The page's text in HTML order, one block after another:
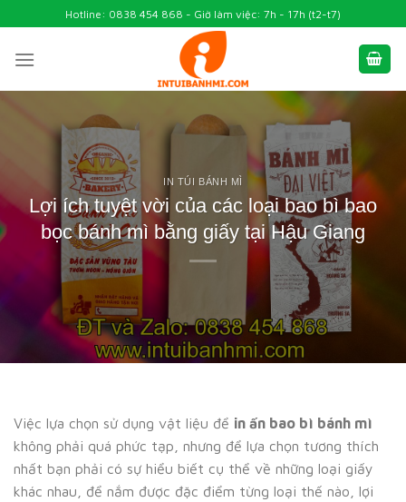
to
content
Hotline: 0838 454 868 - Giờ làm việc: 7h - 17h (t2-t7)
IN TÚI BÁNH MÌ
Lợi ích tuyệt vời của các loại bao bì bao
bọc bánh mì bằng giấy tại Hậu Giang
Việc lựa chọn sử dụng vật liệu để in ấn bao bì bánh mì
không phải quá phức tạp, nhưng để lựa chọn tương thích
nhất bạn phải có sự hiểu biết cụ thể về những loại giấy
khác nhau, để nắm được đặc điểm từng loại thế nào, lợi